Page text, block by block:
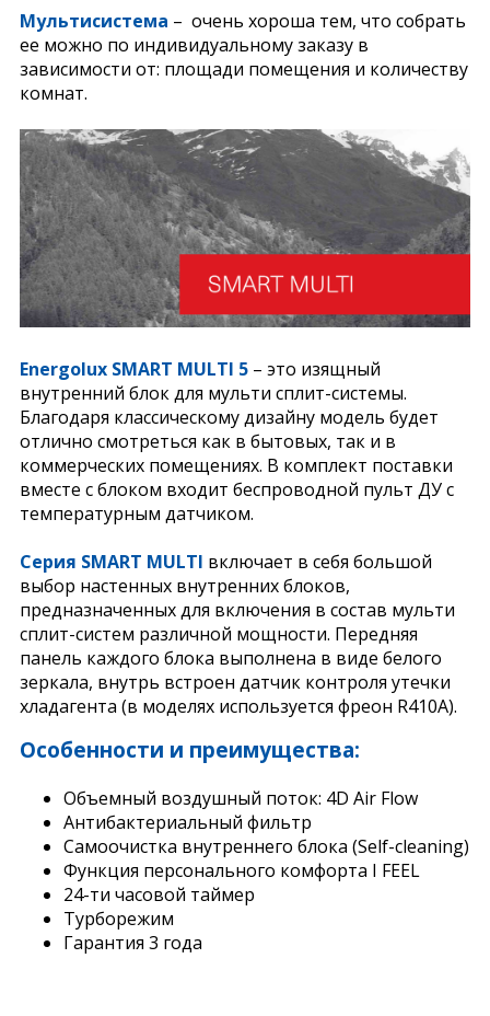
Мультисистема – очень хороша тем, что собрать
ее можно по индивидуальному заказу в
зависимости от: площади помещения и количеству
комнат.
Energolux SMART MULTI 5 – это изящный
внутренний блок для мульти сплит-системы.
Благодаря классическому дизайну модель будет
отлично смотреться как в бытовых, так и в
коммерческих помещениях. В комплект поставки
вместе с блоком входит беспроводной пульт ДУ с
температурным датчиком.
Серия SMART MULTI включает в себя большой
выбор настенных внутренних блоков,
предназначенных для включения в состав мульти
сплит-систем различной мощности. Передняя
панель каждого блока выполнена в виде белого
зеркала, внутрь встроен датчик контроля утечки
хладагента (в моделях используется фреон R410A).
Особенности и преимущества:
Объемный воздушный поток: 4D Air Flow
Антибактериальный фильтр
Самоочистка внутреннего блока (Self-cleaning)
Функция персонального комфорта I FEEL
24-ти часовой таймер
Турборежим
Гарантия 3 года